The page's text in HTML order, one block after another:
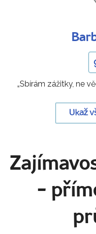
„Sbírám zážitky, ne
Ukaž
-